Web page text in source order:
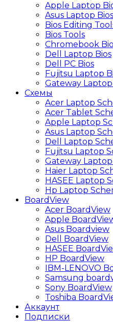
Apple Laptop
Asus Laptop Bios
Bios Editing
Bios Tools
Chromebook
Dell Laptop Bios
Dell PC Bios
Fujitsu Laptop
Gateway Laptop
Схемы
Acer Laptop
Acer Tablet
Apple Laptop
Asus Laptop
Dell Laptop
Fujitsu Laptop
Gateway
Haier Laptop
HASEE Laptop
Hp Laptop
BoardView
Acer BoardView
Apple
Asus Boardview
Dell BoardView
HASEE
HP BoardView
IBM-LENOVO
Samsung
Sony BoardView
Toshiba
Аккаунт
Подписки